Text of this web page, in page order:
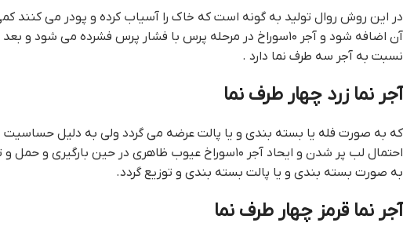
در این روش روال تولید به گونه است که خاک را آسیاب کرده و پودر می کنند
آن اضافه شود و آجر ۱۰سوراخ در مرحله پرس با فشار پرس فشرده می شود و بعد از پخت و تبدیل به آجر دوام و استحکام کمتری
نسبت به آجر سه طرف نما دارد .
آجر نما زرد چهار طرف نما
که به صورت فله یا بسته بندی و یا پالت عرضه می گردد ولی به دلیل حساسیت
احتمال لب پر شدن و ایحاد آجر ۱۰سوراخ عیوب ظاهری در حین بارگیری و حمل و تخلیه هر یک از گوشه های نما ، بهتر است
به صورت بسته بندی و یا پالت بسته بندی و توزیع گردد.
آجر نما قرمز چهار طرف نما